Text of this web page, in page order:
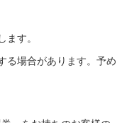
す。
る場合があります。予め